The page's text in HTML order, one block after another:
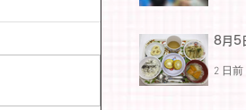
8月5
2 日前